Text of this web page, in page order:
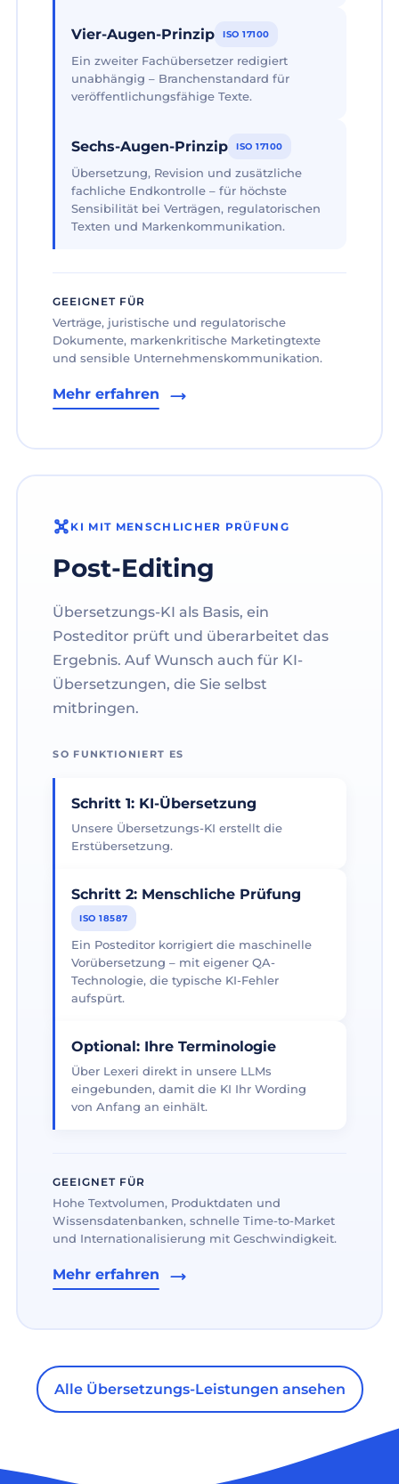
Vier-Augen-Prinzip ISO 17100
Ein zweiter Fachübersetzer redigiert
unabhängig – Branchenstandard für
veröffentlichungsfähige Texte.
Sechs-Augen-Prinzip ISO 17100
Übersetzung, Revision und zusätzliche
fachliche Endkontrolle – für höchste
Sensibilität bei Verträgen, regulatorischen
Texten und Markenkommunikation.
GEEIGNET FÜR
Verträge, juristische und regulatorische
Dokumente, markenkritische Marketingtexte
und sensible Unternehmenskommunikation.
Mehr erfahren
KI MIT MENSCHLICHER PRÜFUNG
Post-Editing
Übersetzungs-KI als Basis, ein
Posteditor prüft und überarbeitet das
Ergebnis. Auf Wunsch auch für KI-
Übersetzungen, die Sie selbst
mitbringen.
SO FUNKTIONIERT ES
Schritt 1: KI-Übersetzung
Unsere Übersetzungs-KI erstellt die
Erstübersetzung.
Schritt 2: Menschliche Prüfung
ISO 18587
Ein Posteditor korrigiert die maschinelle
Vorübersetzung – mit eigener QA-
Technologie, die typische KI-Fehler
aufspürt.
Optional: Ihre Terminologie
Über Lexeri direkt in unsere LLMs
eingebunden, damit die KI Ihr Wording
von Anfang an einhält.
GEEIGNET FÜR
Hohe Textvolumen, Produktdaten und
Wissensdatenbanken, schnelle Time-to-Market
und Internationalisierung mit Geschwindigkeit.
Mehr erfahren
Alle Übersetzungs-Leistungen ansehen